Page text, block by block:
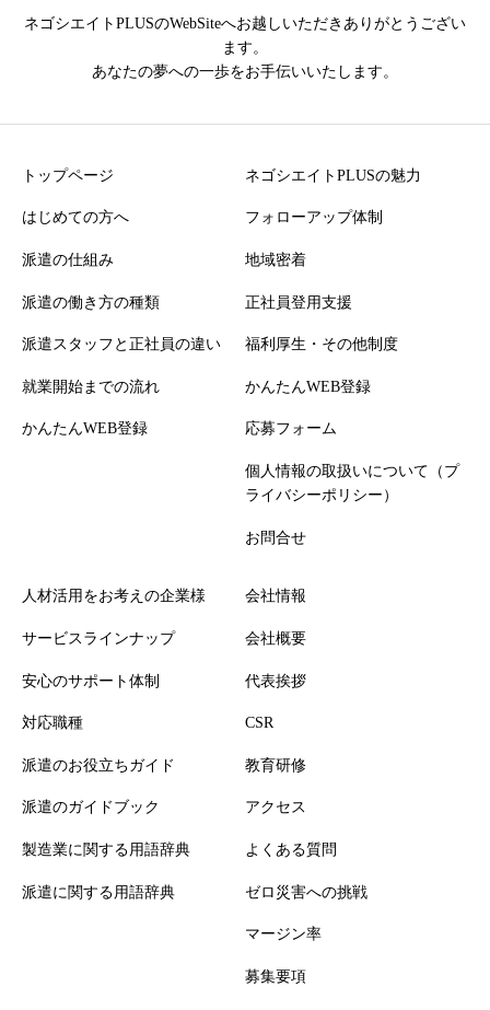
ネゴシエイトPLUSのWebSiteへお越しいただきありがとうござい
ます。
あなたの夢への一歩をお手伝いいたします。
トップページ
はじめての方へ
派遣の仕組み
派遣の働き方の種類
派遣スタッフと正社員の違い
就業開始までの流れ
かんたんWEB登録
ネゴシエイトPLUSの魅力
フォローアップ体制
地域密着
正社員登用支援
福利厚生・その他制度
かんたんWEB登録
応募フォーム
個人情報の取扱いについて（プ
ライバシーポリシー）
お問合せ
人材活用をお考えの企業様
サービスラインナップ
安心のサポート体制
対応職種
派遣のお役立ちガイド
派遣のガイドブック
製造業に関する用語辞典
派遣に関する用語辞典
会社情報
会社概要
代表挨拶
CSR
教育研修
アクセス
よくある質問
ゼロ災害への挑戦
マージン率
募集要項